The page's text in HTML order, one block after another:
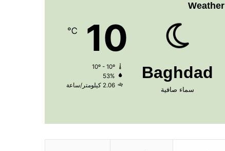
Weather
Baghdad
سماء صافية
10
℃
10º - 10º
53%
2.06 كيلومتر/ساعة